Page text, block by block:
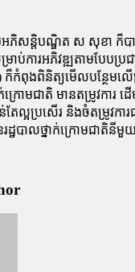
អភិសន្តិបណ្ឌិត ស សុខា ក៏បា
ាប់ការអភិវឌ្ឍតាមបែបប្រ
ក៏កំពុងពិនិត្យមើលបន្ថែមល
រោមជាតិ មានតម្រូវការ ដ
ល្អប្រសើរ និងចំតម្រូវការ
រដ្ឋបាលថ្នាក់ក្រោមជាតិនី